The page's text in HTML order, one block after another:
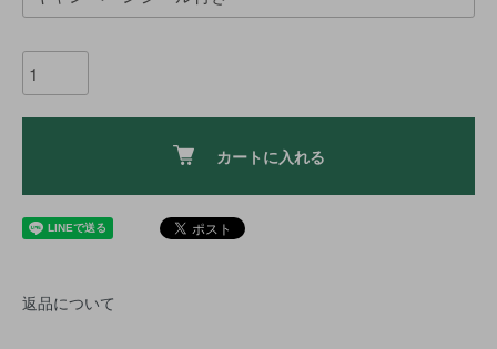
カートに入れる
返品について